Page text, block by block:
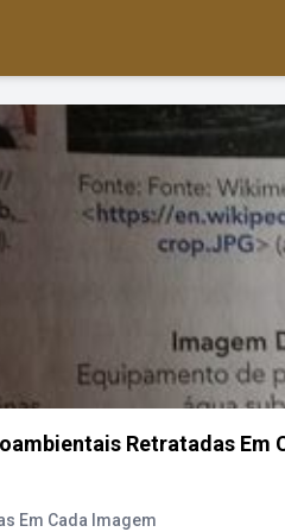
Retratadas Em
Em Cada Imagem